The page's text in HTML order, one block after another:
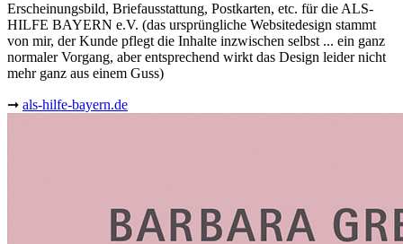
Erscheinungsbild, Briefausstattung, Postkarten, etc. für die ALS-
HILFE BAYERN e.V. (das ursprüngliche Websitedesign stammt
von mir, der Kunde pflegt die Inhalte inzwischen selbst ... ein ganz
normaler Vorgang, aber entsprechend wirkt das Design leider nicht
mehr ganz aus einem Guss)
➞ als-hilfe-bayern.de